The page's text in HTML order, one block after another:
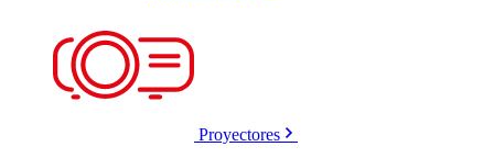
Proyectores